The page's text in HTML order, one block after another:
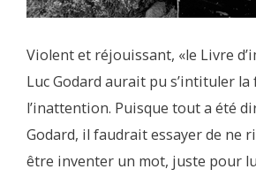
Violent et réjouissant, «le Livre
Luc Godard aurait pu s’intituler la
l’inattention. Puisque tout a été
Godard, il faudrait essayer de ne
être inventer un mot, juste pour